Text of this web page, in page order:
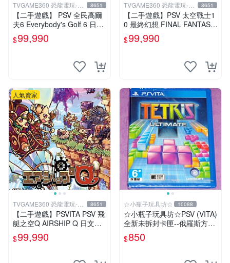
TVGAME360 恐龍電玩-台
中店
8651
【二手遊戲】 PSV 全民高爾
夫6 Everybody's Golf 6 日文
版 【台中恐龍電玩】
$99,990
TVGAME360 恐龍電玩-台
中店
8651
【二手遊戲】PSV 太空戰士1
0 最終幻想 FINAL FANTASY
10 X FF HD 中文版【台中恐
龍電玩】
$99,990
人氣賣家
TVGAME360 恐龍電玩-台
中店
8651
【二手遊戲】PSVITA PSV 飛
艇之空Q AIRSHIP Q 日文版
裸裝【台中恐龍電玩】
$99,990
☆小瓶子玩具坊☆ 10088
☆小瓶子玩具坊☆PSV (VITA)
全新未拆封卡匣--俄羅斯方塊
終極版
$850